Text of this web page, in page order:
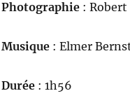
Photographie: Robert
Musique: Elmer
Durée: 1h56